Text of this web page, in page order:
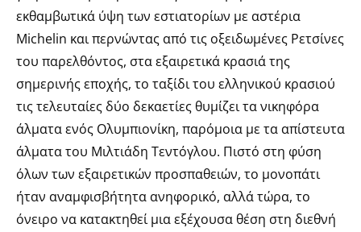
εκθαμβωτικά ύψη των εστιατορίων με αστέρια
Michelin και περνώντας από τις οξειδωμένες Ρετσίνες
του παρελθόντος, στα εξαιρετικά κρασιά της
σημερινής εποχής, το ταξίδι του ελληνικού κρασιού
τις τελευταίες δύο δεκαετίες θυμίζει τα νικηφόρα
άλματα ενός Ολυμπιονίκη, παρόμοια με τα απίστευτα
άλματα του Μιλτιάδη Τεντόγλου. Πιστό στη φύση
όλων των εξαιρετικών προσπαθειών, το μονοπάτι
ήταν αναμφισβήτητα ανηφορικό, αλλά τώρα, το
όνειρο να κατακτηθεί μια εξέχουσα θέση στη διεθνή